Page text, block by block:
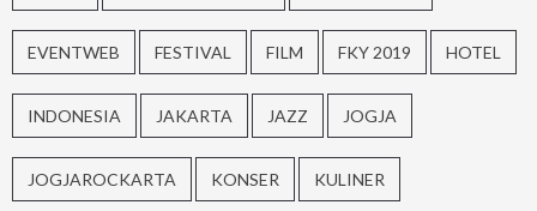
EVENTWEB FESTIVAL FILM FKY 2019 HOTEL
INDONESIA JAKARTA JAZZ JOGJA
JOGJAROCKARTA KONSER KULINER